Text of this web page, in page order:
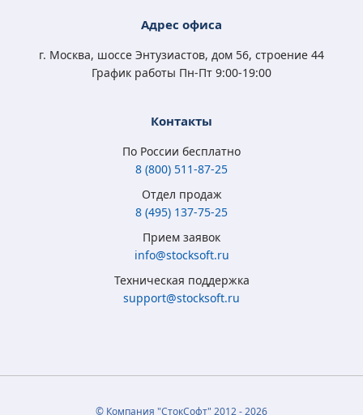
Адрес офиса
г. Москва, шоссе Энтузиастов, дом 56, строение 44
График работы Пн-Пт 9:00-19:00
Контакты
По России бесплатно
8 (800) 511-87-25
Отдел продаж
8 (495) 137-75-25
Прием заявок
info@stocksoft.ru
Техническая поддержка
support@stocksoft.ru
© Компания "СтокСофт" 2012 - 2026